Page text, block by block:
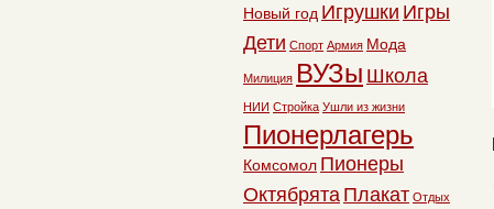
Новый год Игрушки Игры
Дети Спорт Армия Мода
Милиция ВУЗы Школа
НИИ Стройка Ушли из жизни
Пионерлагерь
Комсомол Пионеры
Октябрята Плакат Отдых